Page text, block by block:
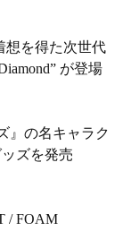
想を得た次世代
が登場
』の名キャラク
ズを発売
/ FOAM